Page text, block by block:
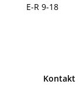
E-R 9-18
Kontakt